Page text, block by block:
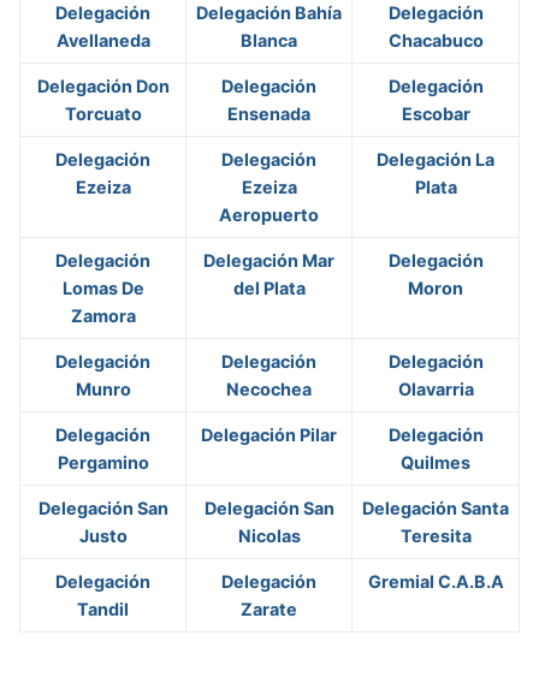
Delegación
Avellaneda
Delegación Bahía
Blanca
Delegación
Chacabuco
Delegación Don
Torcuato
Delegación
Ensenada
Delegación
Escobar
Delegación
Ezeiza
Delegación
Ezeiza
Aeropuerto
Delegación La
Plata
Delegación
Lomas De
Zamora
Delegación Mar
del Plata
Delegación
Moron
Delegación
Munro
Delegación
Necochea
Delegación
Olavarria
Delegación
Pergamino
Delegación Pilar
Delegación
Quilmes
Delegación San
Justo
Delegación San
Nicolas
Delegación Santa
Teresita
Delegación
Tandil
Delegación
Zarate
Gremial C.A.B.A